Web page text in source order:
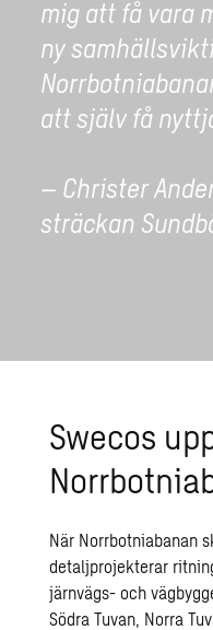
mig att få vara
ny
att själv få
– Christer
sträckan
Swecos
När Norrbotniabanan
detaljprojekterar
järnvägs- och
Södra Tuvan, Norra